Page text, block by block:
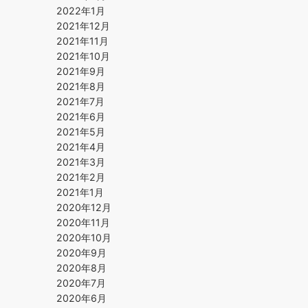
2022年1月
2021年12月
2021年11月
2021年10月
2021年9月
2021年8月
2021年7月
2021年6月
2021年5月
2021年4月
2021年3月
2021年2月
2021年1月
2020年12月
2020年11月
2020年10月
2020年9月
2020年8月
2020年7月
2020年6月